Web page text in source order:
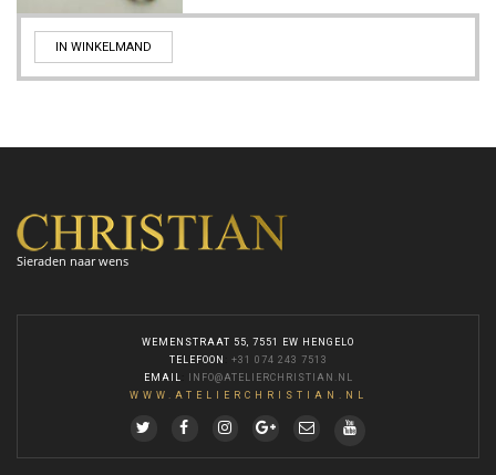
IN WINKELMAND
Sieraden naar wens
WEMENSTRAAT 55, 7551 EW HENGELO
TELEFOON
+31 074 243 7513
EMAIL
INFO@ATELIERCHRISTIAN.NL
WWW.ATELIERCHRISTIAN.NL